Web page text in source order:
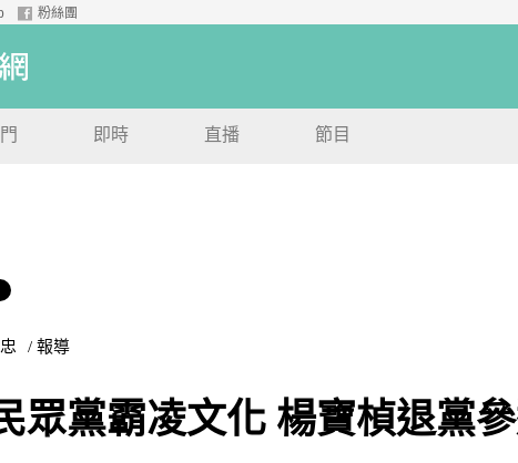
粉絲團
即時 直播 節目
/ 報導
眾黨霸凌文化 楊寶楨退黨